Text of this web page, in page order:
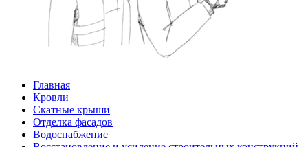
Главная
Кровли
Скатные крыши
Отделка фасадов
Водоснабжение